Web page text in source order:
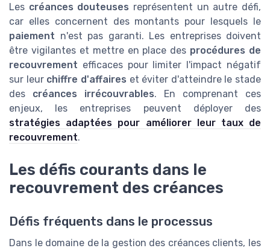
Les créances douteuses représentent un autre défi,
car elles concernent des montants pour lesquels le
paiement n'est pas garanti. Les entreprises doivent
être vigilantes et mettre en place des procédures de
recouvrement efficaces pour limiter l'impact négatif
sur leur chiffre d'affaires et éviter d'atteindre le stade
des créances irrécouvrables. En comprenant ces
enjeux, les entreprises peuvent déployer des
stratégies adaptées pour améliorer leur taux de
recouvrement.
Les défis courants dans le
recouvrement des créances
Défis fréquents dans le processus
Dans le domaine de la gestion des créances clients, les